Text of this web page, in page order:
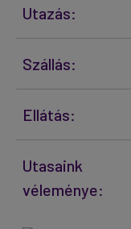
Utazás:
Szállás:
Ellátás:
Utasaink
véleménye: